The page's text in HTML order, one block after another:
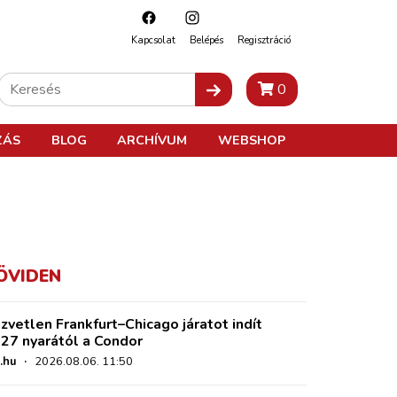
Kapcsolat Belépés Regisztráció
0
BLOG ARCHÍVUM WEBSHOP
Frankfurt–Chicago járatot indít
nyarától a Condor
· 2026.08.06. 11:50